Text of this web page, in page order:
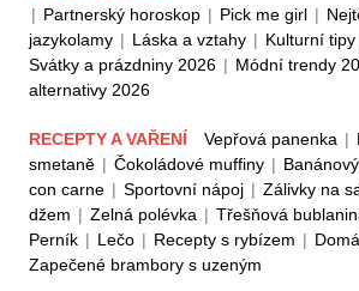
| Partnerský horoskop | Pick me girl |
jazykolamy | Láska a vztahy | Kulturní tipy
Svátky a prázdniny 2026 | Módní trendy
alternativy 2026
RECEPTY A VAŘENÍ Vepřová panenka |
smetaně | Čokoládové muffiny |
con carne | Sportovní nápoj | Zálivky na
džem | Zelná polévka | Třešňová
Perník | Lečo | Recepty s rybízem |
Zapečené brambory s uzeným